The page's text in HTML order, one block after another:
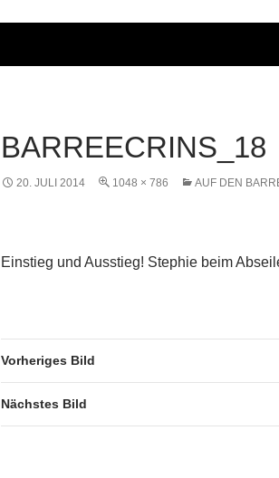
BARREECRINS_18
20. JULI 2014 1048 × 786 AUF DEN
Einstieg und Ausstieg! Stephie beim
Vorheriges Bild
Nächstes Bild